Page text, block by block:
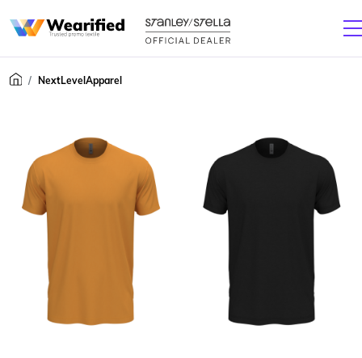
NextLevelApparel